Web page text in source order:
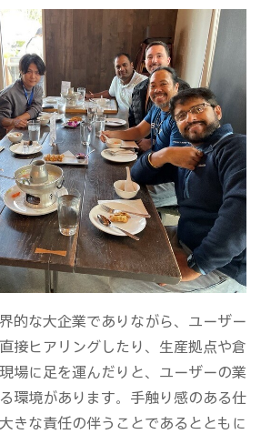
的な大企業でありながら、ユーザー
接ヒアリングしたり、生産拠点や倉
場に足を運んだりと、ユーザーの業
環境があります。手触り感のある仕
きな責任の伴うことであるとともに